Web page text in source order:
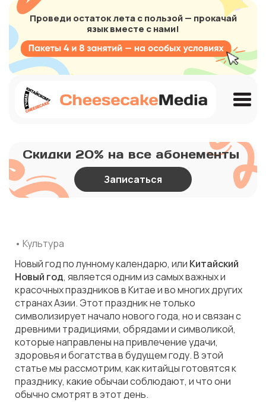
Проведи остаток лета с пользой — прокачай
язык вместе с нами!
Скидки 20% на все абонементы
Записаться
• Культура
Новый год по лунному календарю, или Китайский
Новый год, является одним из самых важных и
красочных праздников в Китае и во многих других
странах Азии. Этот праздник не только
символизирует начало нового года, но и связан с
древними традициями, обрядами и символикой,
которые направлены на привлечение удачи,
здоровья и богатства в будущем году. В этой
статье мы рассмотрим, как китайцы готовятся к
празднику, какие обычаи соблюдают, и что они
обычно смотрят в этот день.